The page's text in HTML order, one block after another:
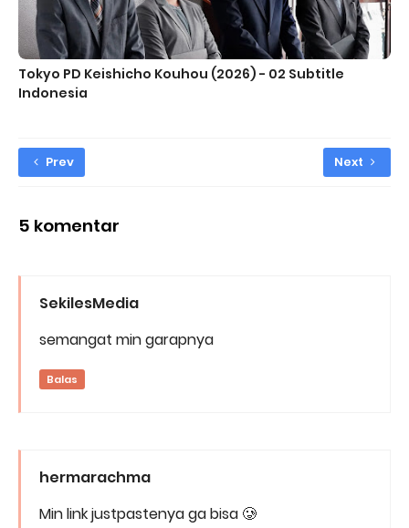
Tokyo PD Keishicho Kouhou (2026) - 02 Subtitle
Indonesia
Prev Next
5 komentar
SekilesMedia
semangat min garapnya
Balas
hermarachma
Min link justpastenya ga bisa 🥲